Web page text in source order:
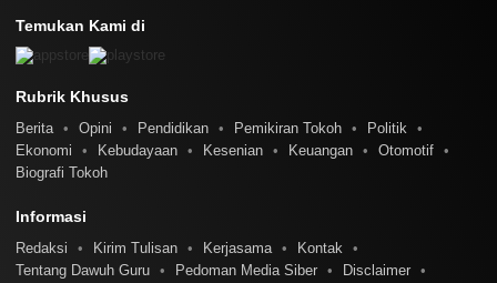
Temukan Kami di
Rubrik Khusus
Berita Opini Pendidikan Pemikiran Tokoh
Politik
Ekonomi
Kebudayaan Kesenian Keuangan
Otomotif
Biografi Tokoh
Informasi
Redaksi Kirim Tulisan Kerjasama
Kontak
Tentang Dawuh Guru
Pedoman Media Siber
Disclaimer